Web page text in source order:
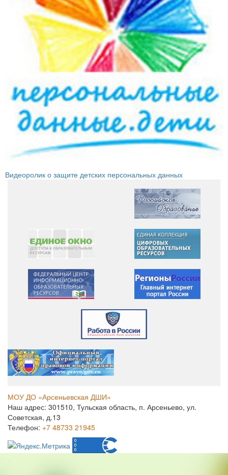
Видеоролик о защите детских персональных данных
МОУ ДО «Арсеньевская ДШИ»
Наш адрес: 301510, Тульская область, п. Арсеньево, ул.
Советская, д.13
Телефон: +7 48733 21945